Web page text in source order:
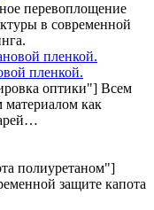
перевоплощение
в современной
пленкой.
оптики"] Всем
материалом как
полиуретаном"]
защите капота